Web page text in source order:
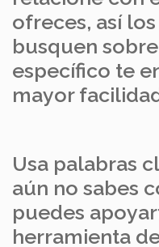
ofreces, así
busquen
específico te
mayor
Usa palabras
aún no sabes
puedes
herramienta